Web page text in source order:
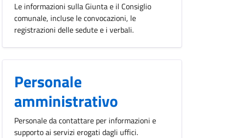
Le informazioni sulla Giunta e il Consiglio
comunale, incluse le convocazioni, le
registrazioni delle sedute e i verbali.
Personale
amministrativo
Personale da contattare per informazioni e
supporto ai servizi erogati dagli uffici.